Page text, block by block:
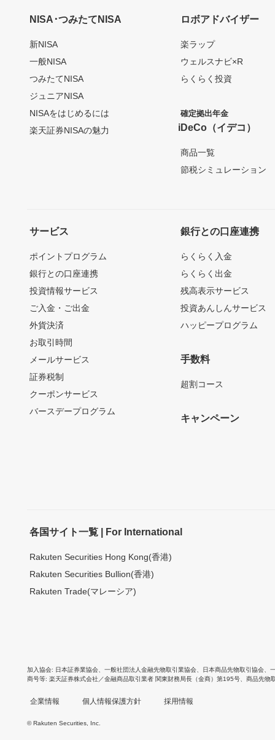
NISA･つみたてNISA
新NISA
一般NISA
つみたてNISA
ジュニアNISA
NISAをはじめるには
楽天証券NISAの魅力
ロボアドバイザー
楽ラップ
ウェルスナビ×R
らくらく投資
確定拠出年金
iDeCo（イデコ）
商品一覧
節税シミュレーション
サービス
ポイントプログラム
銀行との口座連携
投資情報サービス
ご入金・ご出金
外貨決済
お取引時間
メールサービス
証券税制
クーポンサービス
バースデープログラム
銀行との口座連携
らくらく入金
らくらく出金
残高表示サービス
投資あんしんサービス
ハッピープログラム
手数料
超割コース
キャンペーン
各国サイト一覧 | For International
Rakuten Securities Hong Kong(香港)
Rakuten Securities Bullion(香港)
Rakuten Trade(マレーシア)
加入協会 日本証券業協会 一般社団法人金融先物取引業協会 日本商品先物取引協会
商号等 楽天証券株式会社／金融商品取引業者 関東財務局長（金商）第195号、商品先物
企業情報 個人情報保護方針 採用情報
© Rakuten Securities, Inc.